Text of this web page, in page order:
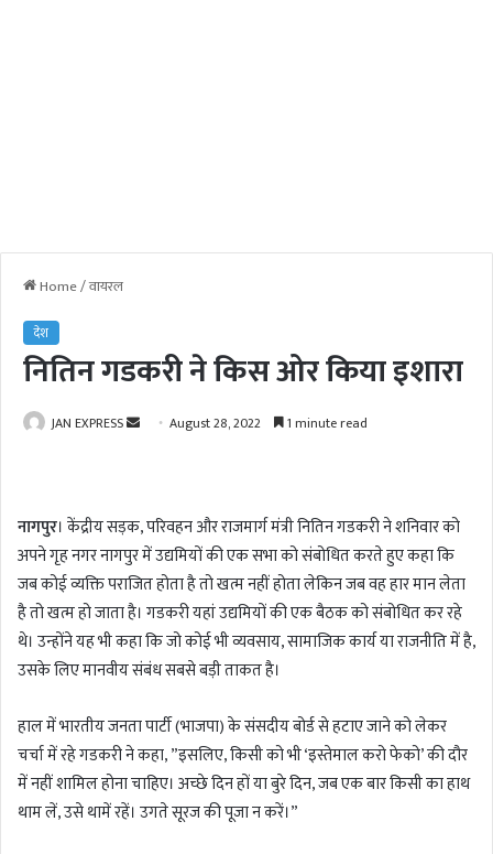
Home/वायरल
देश
नितिन गडकरी ने किस ओर किया इशारा
JAN EXPRESS
a
n
e
m
a
i
August 28, 2022 1 minute read
नागपुर। केंद्रीय सड़क, परिवहन और राजमार्ग मंत्री नितिन गडकरी ने शनिवार को
अपने गृह नगर नागपुर में उद्यमियों की एक सभा को संबोधित करते हुए कहा कि
जब कोई व्यक्ति पराजित होता है तो खत्म नहीं होता लेकिन जब वह हार मान लेता
है तो खत्म हो जाता है। गडकरी यहां उद्यमियों की एक बैठक को संबोधित कर रहे
थे। उन्होंने यह भी कहा कि जो कोई भी व्यवसाय, सामाजिक कार्य या राजनीति में है,
उसके लिए मानवीय संबंध सबसे बड़ी ताकत है।
हाल में भारतीय जनता पार्टी (भाजपा) के संसदीय बोर्ड से हटाए जाने को लेकर
चर्चा में रहे गडकरी ने कहा, ”इसलिए, किसी को भी ‘इस्तेमाल करो फेको’ की दौर
में नहीं शामिल होना चाहिए। अच्छे दिन हों या बुरे दिन, जब एक बार किसी का हाथ
थाम लें, उसे थामें रहें। उगते सूरज की पूजा न करें।”